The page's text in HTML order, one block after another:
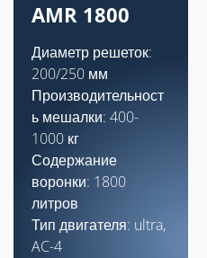
AMR 1800
Диаметр решеток:
200/250 мм
Производительност
ь мешалки: 400-
1000 кг
Содержание
воронки: 1800
литров
Тип двигателя: ultra,
AC-4